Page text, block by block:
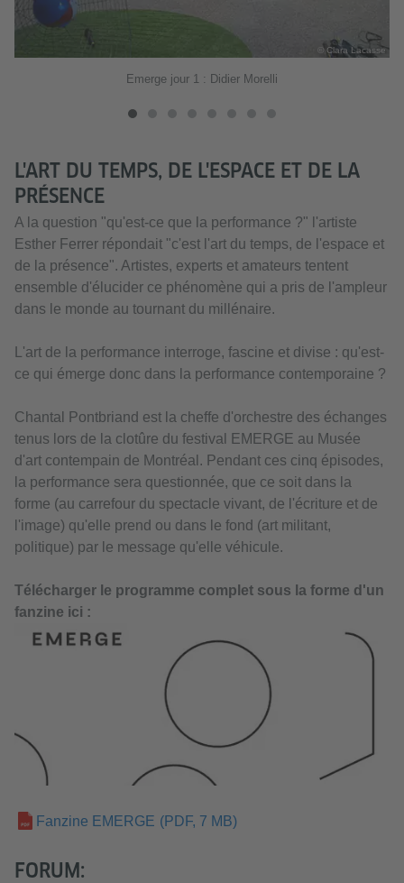
© Clara Lacasse
Emerge jour 1 : Didier Morelli
L'ART DU TEMPS, DE L'ESPACE ET DE LA
PRÉSENCE
A la question "qu'est-ce que la performance ?" l'artiste
Esther Ferrer répondait "c'est l'art du temps, de l'espace et
de la présence". Artistes, experts et amateurs tentent
ensemble d'élucider ce phénomène qui a pris de l'ampleur
dans le monde au tournant du millénaire.
L'art de la performance interroge, fascine et divise : qu'est-
ce qui émerge donc dans la performance contemporaine ?
Chantal Pontbriand est la cheffe d'orchestre des échanges
tenus lors de la clotûre du festival EMERGE au Musée
d'art contempain de Montréal. Pendant ces cinq épisodes,
la performance sera questionnée, que ce soit dans la
forme (au carrefour du spectacle vivant, de l'écriture et de
l'image) qu'elle prend ou dans le fond (art militant,
politique) par le message qu'elle véhicule.
Télécharger le programme complet sous la forme d'un
fanzine ici :
Fanzine EMERGE (PDF, 7 MB)
FORUM: